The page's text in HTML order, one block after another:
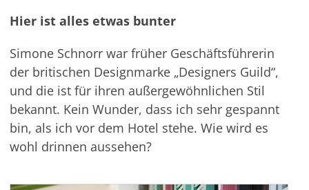
Hier ist alles etwas bunter
Simone Schnorr war früher Geschäftsführerin
der britischen Designmarke „Designers Guild“,
und die ist für ihren außergewöhnlichen Stil
bekannt. Kein Wunder, dass ich sehr gespannt
bin, als ich vor dem Hotel stehe. Wie wird es
wohl drinnen aussehen?